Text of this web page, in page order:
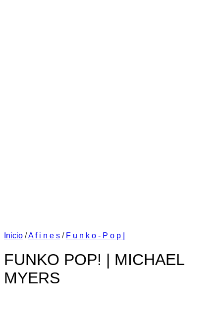
Inicio /A f i n e s / F u n k o - P o p |
FUNKO POP! | MICHAEL
MYERS